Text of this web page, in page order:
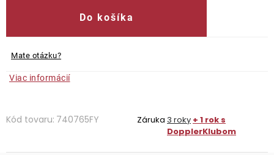
Do košíka
Mate otázku?
Viac informácií
Kód tovaru: 740765FY Záruka 3 roky + 1 rok s
DopplerKlubom